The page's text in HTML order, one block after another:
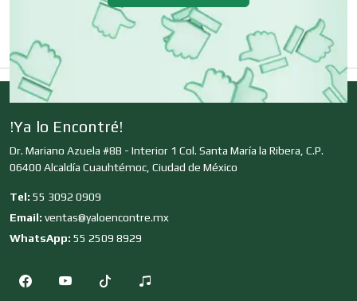
Clínicas de Belleza
Clínicas de Rehabilitación
Clínicas y Hospitales
Clubes Deportivos
Cocinas Integrales
!Ya lo Encontré!
Dr. Mariano Azuela #8B - Interior 1 Col. Santa María la Ribera, C.P.
06400 Alcaldía Cuauhtémoc, Ciudad de México
Tel: 55 3092 0909
Email: ventas@yaloencontre.mx
WhatsApp: 55 2509 8929